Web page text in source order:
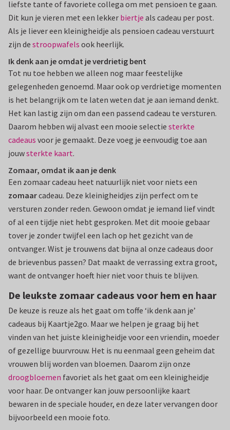
liefste tante of favoriete collega om met pensioen te gaan.
Dit kun je vieren met een lekker biertje als cadeau per post.
Als je liever een kleinigheidje als pensioen cadeau verstuurt
zijn de stroopwafels ook heerlijk.
Ik denk aan je omdat je verdrietig bent
Tot nu toe hebben we alleen nog maar feestelijke
gelegenheden genoemd. Maar ook op verdrietige momenten
is het belangrijk om te laten weten dat je aan iemand denkt.
Het kan lastig zijn om dan een passend cadeau te versturen.
Daarom hebben wij alvast een mooie selectie sterkte
cadeaus voor je gemaakt. Deze voeg je eenvoudig toe aan
jouwsterkte kaart.
Zomaar, omdat ik aan je denk
Een zomaar cadeau heet natuurlijk niet voor niets een
zomaarcadeau. Deze kleinigheidjes zijn perfect om te
versturen zonder reden. Gewoon omdat je iemand lief vindt
of al een tijdje niet hebt gesproken. Met dit mooie gebaar
tover je zonder twijfel een lach op het gezicht van de
ontvanger. Wist je trouwens dat bijna al onze cadeaus door
de brievenbus passen? Dat maakt de verrassing extra groot,
want de ontvanger hoeft hier niet voor thuis te blijven.
De leukste zomaar cadeaus voor hem en haar
De keuze is reuze als het gaat om toffe ‘ik denk aan je’
cadeaus bij Kaartje2go. Maar we helpen je graag bij het
vinden van het juiste kleinigheidje voor een vriendin, moeder
of gezellige buurvrouw. Het is nu eenmaal geen geheim dat
vrouwen blij worden van bloemen. Daarom zijn onze
droogbloemen favoriet als het gaat om een kleinigheidje
voor haar. De ontvanger kan jouw persoonlijke kaart
bewaren in de speciale houder, en deze later vervangen door
bijvoorbeeld een mooie foto.